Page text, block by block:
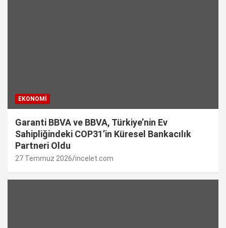
EKONOMI
Garanti BBVA ve BBVA, Türkiye’nin Ev
Sahipliğindeki COP31’in Küresel Bankacılık
Partneri Oldu
27 Temmuz 2026 incelet.com